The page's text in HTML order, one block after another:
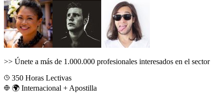
>> Únete a más de 1.000.000 profesionales interesados en el sector
350 Horas Lectivas
🌍 Internacional + Apostilla